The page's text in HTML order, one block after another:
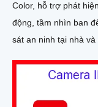
Color, hỗ trợ phát
động, tầm nhìn ban
sát an ninh tại nhà